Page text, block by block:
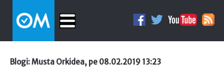
Blogi: Musta Orkidea, pe 08.02.2019 13:23